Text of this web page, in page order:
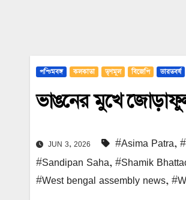
পশ্চিমবঙ্গ কলকাতা তৃণমূল বিজেপি ভারতবর্ষ
ভাঙনের মুখে
JUN 3, 2026 #Asima Patra,
#Sandipan Saha, #Shamik
#West bengal assembly news,